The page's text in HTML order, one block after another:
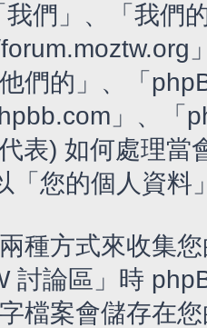
我們」、「我們
們的」、「
」、
表) 如何處理當
「您的個人資料
種方式來收集
討論區」時
檔案會儲存在